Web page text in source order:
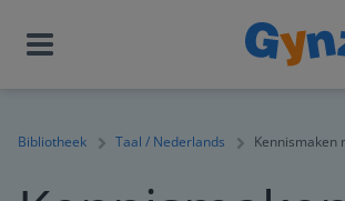
Bibliotheek Taal / Nederlands Kennismaken